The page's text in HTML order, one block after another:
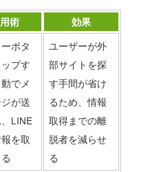
術 効果
ボタ
プす
でメ
が送
LINE
を取
ユーザーが外
部サイトを探
す手間が省け
るため、情報
取得までの離
脱者を減らせ
る